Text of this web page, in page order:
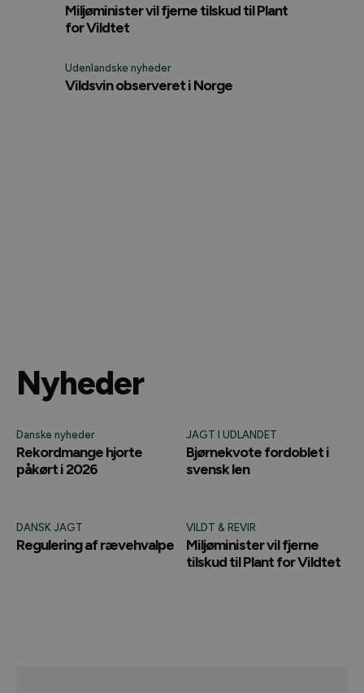
Miljøminister vil fjerne tilskud til Plant
for Vildtet
Udenlandske nyheder
Vildsvin observeret i Norge
Nyheder
Danske nyheder
Rekordmange hjorte
påkørt i 2026
JAGT I UDLANDET
Bjørnekvote fordoblet i
svensk len
DANSK JAGT
Regulering af rævehvalpe
VILDT & REVIR
Miljøminister vil fjerne
tilskud til Plant for Vildtet